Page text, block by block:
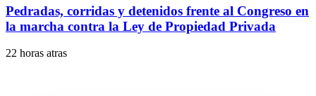
Pedradas, corridas y detenidos frente al Congreso en
la marcha contra la Ley de Propiedad Privada
22 horas atras